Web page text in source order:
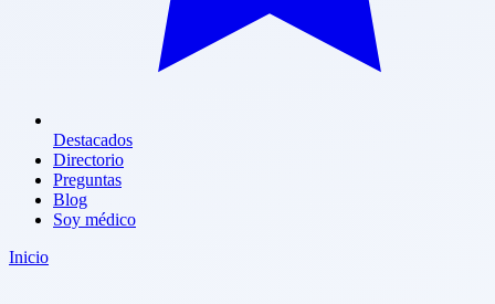
Destacados
Directorio
Preguntas
Blog
Soy médico
Inicio